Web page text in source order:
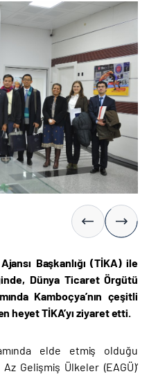
Başkanlığı (TİKA) ile
Dünya Ticaret Örgütü
Kamboçya’nın çeşitli
heyet TİKA’yı ziyaret etti.
elde etmiş olduğu
Gelişmiş Ülkeler (EAGÜ)’